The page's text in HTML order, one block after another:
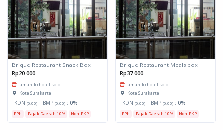
Brique Restaurant Snack Box
Rp20.000
amarelo hotel solo -...
Kota Surakarta
TKDN (0.00) + BMP (0.00) : 0%
PPh Pajak Daerah 10% Non-PKP
Brique Restaurant Meals box
Rp37.000
amarelo hotel solo -...
Kota Surakarta
TKDN (0.00) + BMP (0.00) : 0%
PPh Pajak Daerah 10% Non-PKP